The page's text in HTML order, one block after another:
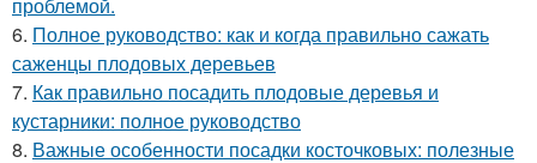
6. Полное руководство: как и когда правильно сажать
саженцы плодовых деревьев
7. Как правильно посадить плодовые деревья и
кустарники: полное руководство
8. Важные особенности посадки косточковых: полезные